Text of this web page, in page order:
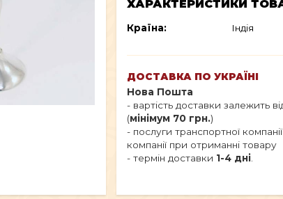
ХАРАКТЕРИСТИКИ
Країна: Індія
ДОСТАВКА ПО УКРАЇНІ
Нова Пошта
- вартість доставки залежить
(мінімум 70 грн.)
- послуги транспортної
компанії при отриманні товару
- термін доставки 1-4 дні